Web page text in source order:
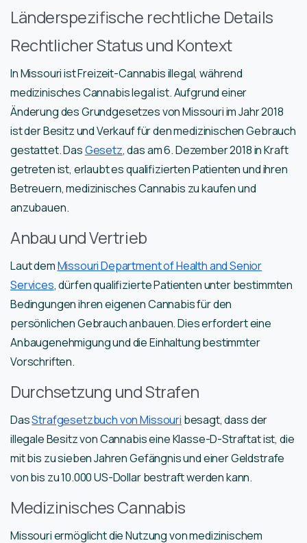
Länderspezifische rechtliche Details
Rechtlicher Status und Kontext
In Missouri ist Freizeit-Cannabis illegal, während
medizinisches Cannabis legal ist. Aufgrund einer
Änderung des Grundgesetzes von Missouri im Jahr 2018
ist der Besitz und Verkauf für den medizinischen Gebrauch
gestattet. DasGesetz, das am 6. Dezember 2018 in Kraft
getreten ist, erlaubt es qualifizierten Patienten und ihren
Betreuern, medizinisches Cannabis zu kaufen und
anzubauen.
Anbau und Vertrieb
Laut demMissouri Department of Health and Senior
Services, dürfen qualifizierte Patienten unter bestimmten
Bedingungen ihren eigenen Cannabis für den
persönlichen Gebrauch anbauen. Dies erfordert eine
Anbaugenehmigung und die Einhaltung bestimmter
Vorschriften.
Durchsetzung und Strafen
DasStrafgesetzbuch von Missouri besagt, dass der
illegale Besitz von Cannabis eine Klasse-D-Straftat ist, die
mit bis zu sieben Jahren Gefängnis und einer Geldstrafe
von bis zu 10.000 US-Dollar bestraft werden kann.
Medizinisches Cannabis
Missouri ermöglicht die Nutzung von medizinischem